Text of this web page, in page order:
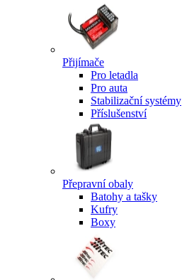
Přijímače
Pro letadla
Pro auta
Stabilizační systémy
Příslušenství
Přepravní obaly
Batohy a tašky
Kufry
Boxy